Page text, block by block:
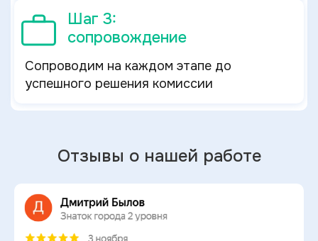
Шаг 3:
сопровождение
Сопроводим на каждом этапе до
успешного решения комиссии
Отзывы о нашей работе